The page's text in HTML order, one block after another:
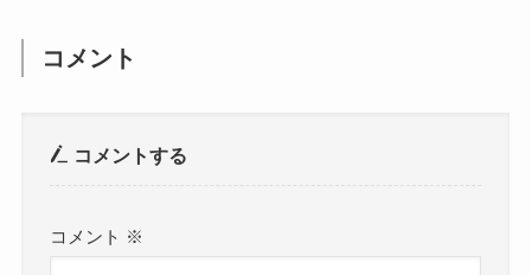
コメント
コメントする
コメント ※